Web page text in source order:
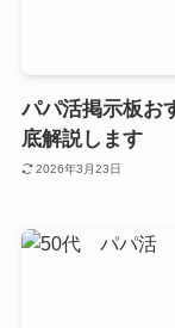
パパ活掲示板お
底解説します
2026年3月23日